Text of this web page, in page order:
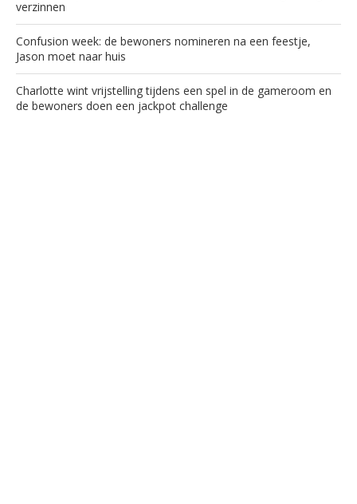
verzinnen
Confusion week: de bewoners nomineren na een feestje,
Jason moet naar huis
Charlotte wint vrijstelling tijdens een spel in de gameroom en
de bewoners doen een jackpot challenge